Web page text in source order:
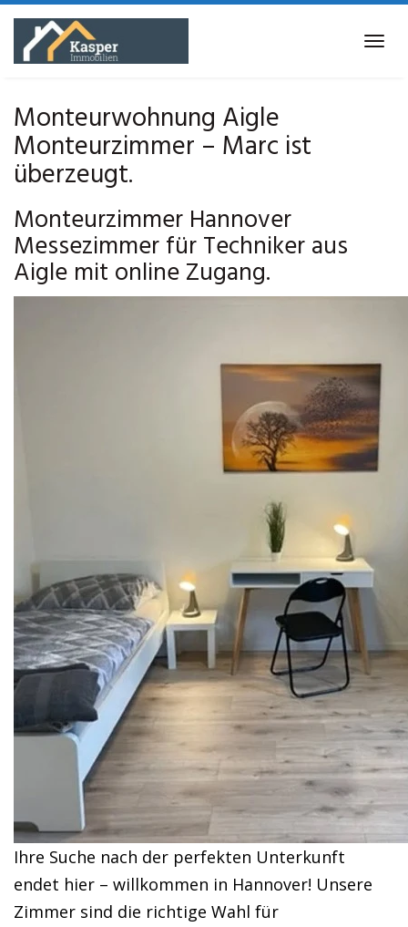
Skip
main
Monteurwohnung Aigle
Monteurzimmer – Marc ist
überzeugt.
Monteurzimmer Hannover
Messezimmer für Techniker aus
Aigle mit online Zugang.
Ihre Suche nach der perfekten Unterkunft
endet hier – willkommen in Hannover! Unsere
Zimmer sind die richtige Wahl für